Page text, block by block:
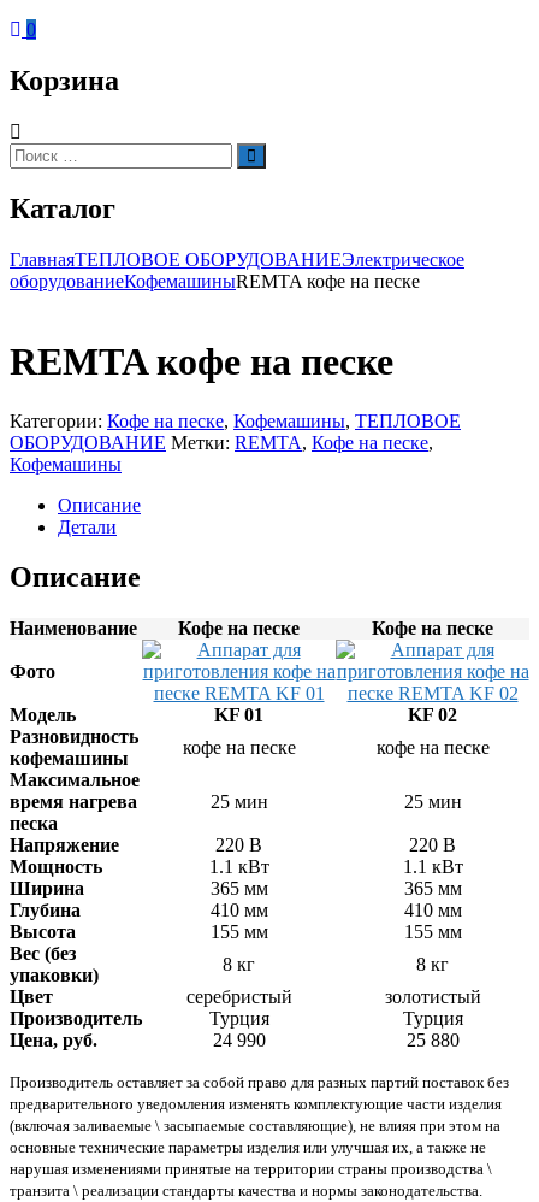
Автоматические кофемашины
Капельные кофемашины
Суперавтоматы
Вспомогательное оборудование
Кукурузоварки
Печи электрические
Плиты электрические
Фритюрницы
Шкафы жарочные и пекарские
Газовое оборудование
Котлы пищеварочные газовые
Пароконвектоматы газовые
Плиты газовые
Холодильное оборудование
Витрины
Машины холодильные (сплит-системы и
моноблоки)
Машины холодильные
Столы холодильные
Морозильные столы
Универсальные столы
Холодильные столы
Оборудование для магазиностроения
Оборудование для выносного холода и
ККА
агрегатом
Электромеханическое оборудование
Блендеры
Машины мойки овощей и
Миксеры и тестомесы
Мясорубки
Овощерезки и машины протирки
Прессы для пиццы
Соковыжималки
Тестораскаточные машины
Фасовочно-упаковочное оборудование
Бытовая техника
Посуда и инвентарь
Мусорные баки
Оборудование для общественных санузлов и
ванных комнат
Диспенсеры
Дозаторы для жидкого мыла
Расходные материалы
0
Корзина
Искать: Поиск
Каталог
ГлавнаяТЕПЛОВОЕ ОБОРУДОВАНИЕЭлектрическое
оборудованиеКофемашиныREMTA кофе на песке
REMTA кофе на песке
Категории: Кофе на песке, Кофемашины, ТЕПЛОВОЕ
ОБОРУДОВАНИЕ Метки: REMTA, Кофе на песке,
Кофемашины
Описание
Детали
Описание
Наименование Кофе на песке Кофе на песке
Фото
Модель KF 01
KF 02
Разновидность
кофемашины
кофе на песке
кофе на песке
Максимальное
время нагрева
песка
25 мин 25 мин
Напряжение 220 В
220 В
Мощность
1.1 кВт
1.1 кВт
Ширина
365 мм
365 мм
Глубина
410 мм
410 мм
Высота
155 мм
155 мм
Вес (без
упаковки)
8 кг
8 кг
Цвет
серебристый
золотистый
Производитель
Турция
Турция
Цена, руб.
24 990 25 880
Производитель оставляет за собой право для разных партий поставок без
предварительного уведомления изменять комплектующие части изделия
(включая заливаемые \ засыпаемые составляющие), не влияя при этом на
основные технические параметры изделия или улучшая их, а также не
нарушая изменениями принятые на территории страны производства \
транзита \ реализации стандарты качества и нормы законодательства.